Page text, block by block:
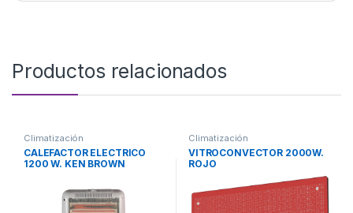
Productos relacionados
Climatización
CALEFACTOR ELECTRICO
1200 W. KEN BROWN
Climatización
VITROCONVECTOR 2000W.
ROJO